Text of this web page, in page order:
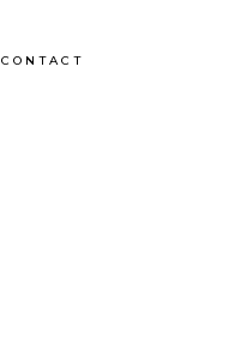
CONTACT